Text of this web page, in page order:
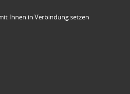
Ihnen in Verbindung setzen